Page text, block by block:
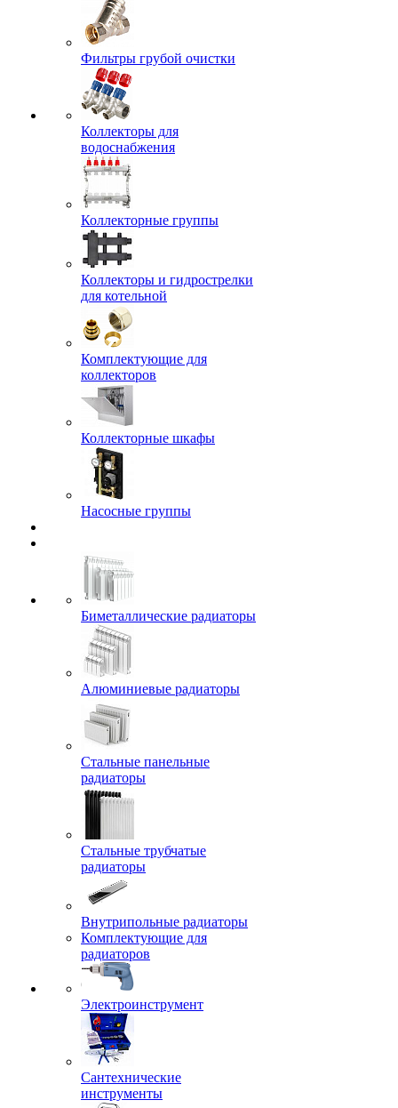
Фильтры грубой очистки
Коллекторы для
водоснабжения
Коллекторные группы
Коллекторы и гидрострелки
для котельной
Комплектующие для
коллекторов
Коллекторные шкафы
Насосные группы
Биметаллические радиаторы
Алюминиевые радиаторы
Стальные панельные
радиаторы
Стальные трубчатые
радиаторы
Внутрипольные радиаторы
Комплектующие для
радиаторов
Электроинструмент
Сантехнические
инструменты